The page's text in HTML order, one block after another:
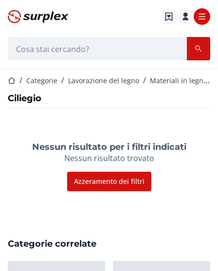
Home
Home Categorie Lavorazione del legno Materiali in legno e lamiera
Ciliegio
Nessun risultato per i filtri indicati
Nessun risultato trovato
Azzeramento dei filtri
Categorie correlate